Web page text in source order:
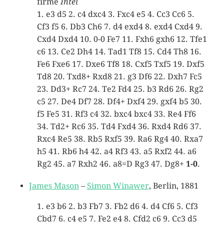
1. e3 d5 2. c4 dxc4 3. Fxc4 e5 4. Cc3 Cc6 5.
Cf3 f5 6. Db3 Ch6 7. d4 exd4 8. exd4 Cxd4 9.
Cxd4 Dxd4 10. 0-0 Fe7 11. Fxh6 gxh6 12. Tfe1
c6 13. Ce2 Dh4 14. Tad1 Tf8 15. Cd4 Th8 16.
Fe6 Fxe6 17. Dxe6 Tf8 18. Cxf5 Txf5 19. Dxf5
Td8 20. Txd8+ Rxd8 21. g3 Df6 22. Dxh7 Fc5
23. Dd3+ Rc7 24. Te2 Fd4 25. b3 Rd6 26. Rg2
c5 27. De4 Df7 28. Df4+ Dxf4 29. gxf4 b5 30.
f5 Fe5 31. Rf3 c4 32. bxc4 bxc4 33. Re4 Ff6
34. Td2+ Rc6 35. Td4 Fxd4 36. Rxd4 Rd6 37.
Rxc4 Re5 38. Rb5 Rxf5 39. Ra6 Rg4 40. Rxa7
h5 41. Rb6 h4 42. a4 Rf3 43. a5 Rxf2 44. a6
Rg2 45. a7 Rxh2 46. a8=D Rg3 47. Dg8+ 1-0.
James Mason– Simon Winawer, Berlin, 1881
1. e3 b6 2. b3 Fb7 3. Fb2 d6 4. d4 Cf6 5. Cf3
Cbd7 6. c4 e5 7. Fe2 e4 8. Cfd2 c6 9. Cc3 d5